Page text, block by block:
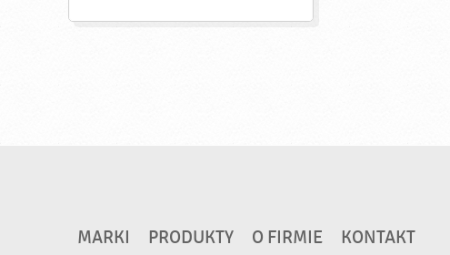
MARKI PRODUKTY O FIRMIE
KONTAKT